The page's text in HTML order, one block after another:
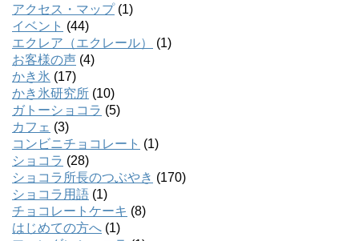
アクセス・マップ(1)
イベント (44)
エクレア（エクレール）
(1)
お客様の声 (4)
かき氷 (17)
かき氷研究所 (10)
ガトーショコラ (5)
カフェ (3)
コンビニチョコレート (1)
ショコラ (28)
ショコラ所長のつぶやき (170)
ショコラ用語 (1)
チョコレートケーキ (8)
はじめての方へ (1)